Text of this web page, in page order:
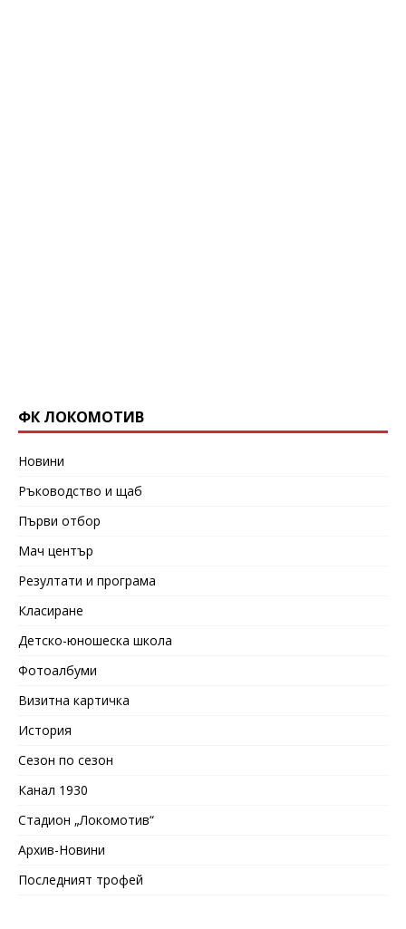
ФК ЛОКОМОТИВ
Новини
Ръководство и щаб
Първи отбор
Мач център
Резултати и програма
Класиране
Детско-юношеска школа
Фотоалбуми
Визитна картичка
История
Сезон по сезон
Канал 1930
Стадион „Локомотив“
Архив-Новини
Последният трофей